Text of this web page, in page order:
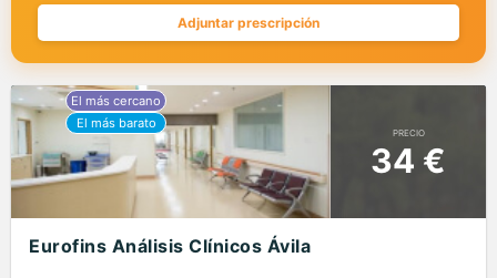
Adjuntar prescripción
PRECIO
34 €
Eurofins Análisis Clínicos Ávila